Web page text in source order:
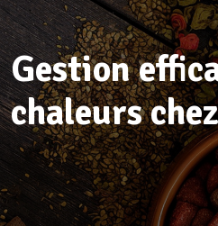
Gestion
chaleurs